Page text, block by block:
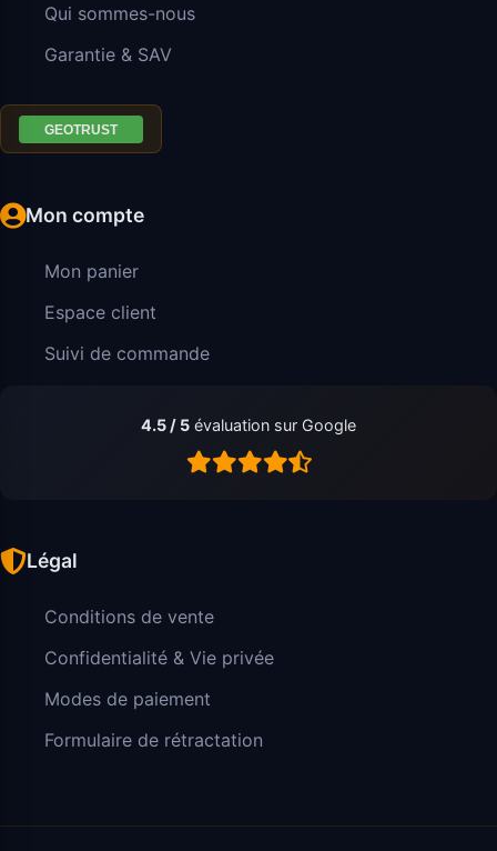
Qui sommes-nous
Garantie & SAV
Mon compte
Mon panier
Espace client
Suivi de commande
4.5 / 5 évaluation sur Google
Légal
Conditions de vente
Confidentialité & Vie privée
Modes de paiement
Formulaire de rétractation